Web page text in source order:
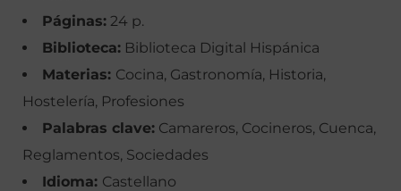
Páginas: 24 p.
Biblioteca: Biblioteca Digital Hispánica
Materias: Cocina, Gastronomía, Historia,
Hostelería, Profesiones
Palabras clave: Camareros, Cocineros, Cuenca,
Reglamentos, Sociedades
Idioma: Castellano